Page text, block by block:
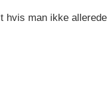
hvis man ikke allerede